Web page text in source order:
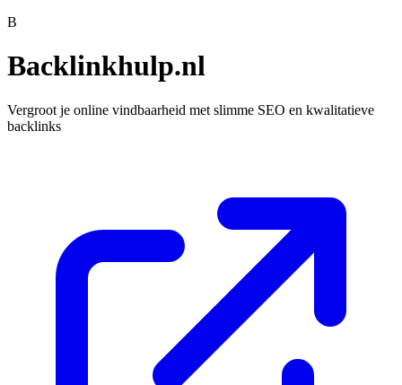
B
Backlinkhulp.nl
Vergroot je online vindbaarheid met slimme SEO en kwalitatieve
backlinks